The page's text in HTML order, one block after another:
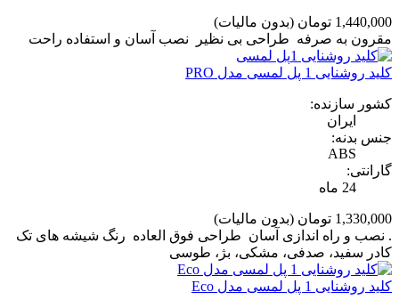
1,440,000 تومان
(بدون مالیات)
مقرون به صرفه طراحی بی نظیر نصب آسان و استفاده راحت
کلید روشنایی 1 پل لمسی مدل PRO
کشور سازنده:
ایران
جنس بدنه:
ABS
گارانتی:
24 ماه
1,330,000 تومان
(بدون مالیات)
. نصب و راه اندازی آسان طراحی فوق العاده رنگ شیشه های تک
کادر سفید، صدفی، مشکی، بژ، طوسی
کلید روشنایی 1 پل لمسی مدل Eco